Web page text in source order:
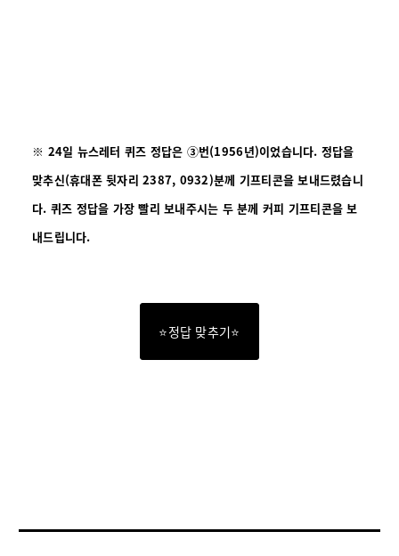
※ 24일 뉴스레터 퀴즈 정답은 ③번(1956년)이었습니다. 정답을
맞추신(휴대폰 뒷자리 2387, 0932)분께 기프티콘을 보내드렸습니
다. 퀴즈 정답을 가장 빨리 보내주시는 두 분께 커피 기프티콘을 보
내드립니다.
⭐정답 맞추기⭐